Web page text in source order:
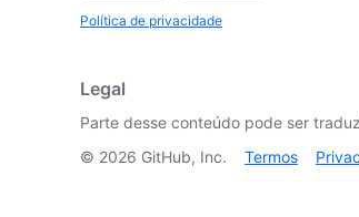
Política de privacidade
Legal
Parte desse conteúdo pode ser
© 2026 GitHub, Inc. Termos